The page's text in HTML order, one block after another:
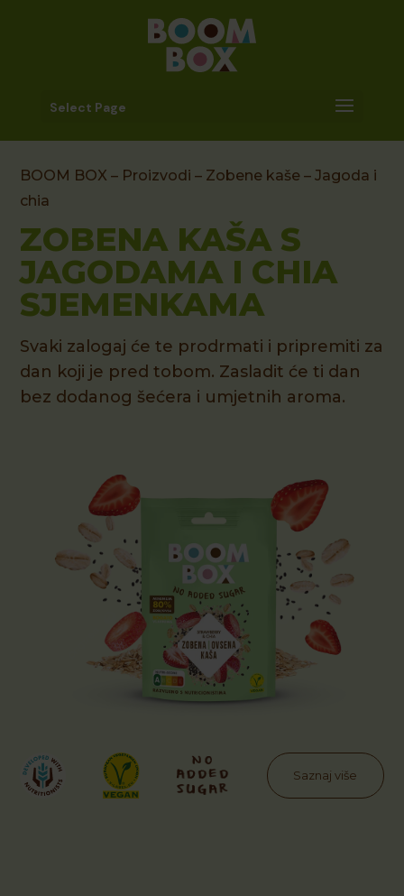
Select Page
BOOM BOX – Proizvodi – Zobene kaše – Jagoda i
chia
ZOBENA KAŠA S
JAGODAMA I CHIA
SJEMENKAMA
Svaki zalogaj će te prodrmati i pripremiti za
dan koji je pred tobom. Zasladit će ti dan
bez dodanog šećera i umjetnih aroma.
Saznaj više